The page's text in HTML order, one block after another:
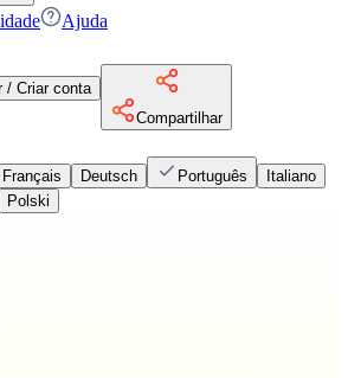
Ajuda
/ Criar conta
Compartilhar
Français Deutsch Português
Italiano
Polski